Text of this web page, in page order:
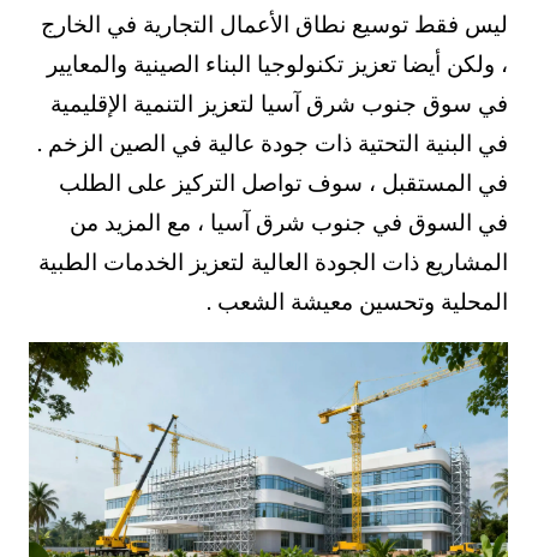
ليس فقط توسيع نطاق الأعمال التجارية في الخارج
، ولكن أيضا تعزيز تكنولوجيا البناء الصينية والمعايير
في سوق جنوب شرق آسيا لتعزيز التنمية الإقليمية
في البنية التحتية ذات جودة عالية في الصين الزخم .
في المستقبل ، سوف تواصل التركيز على الطلب
في السوق في جنوب شرق آسيا ، مع المزيد من
المشاريع ذات الجودة العالية لتعزيز الخدمات الطبية
المحلية وتحسين معيشة الشعب .